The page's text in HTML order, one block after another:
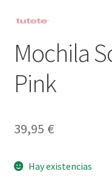
Mochila
Pink
39,95 €
Hay existencias